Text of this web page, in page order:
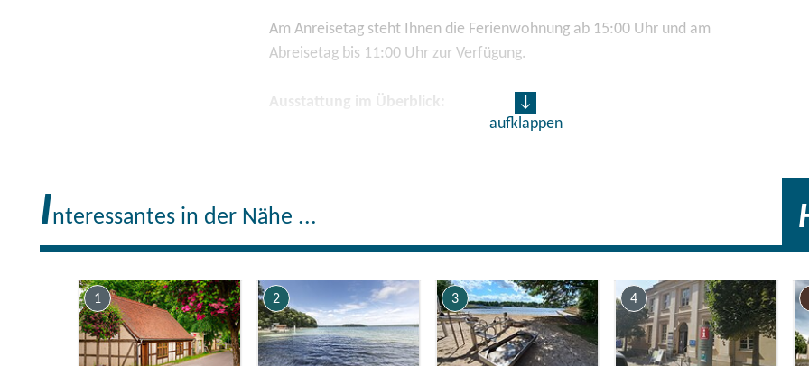
Am Anreisetag steht Ihnen die Ferienwohnung ab 15:00 Uhr und am
Abreisetag bis 11:00 Uhr zur Verfügung.
Ausstattung im Überblick:
Küche: Kühlschrank, Cerankochfeld, Backofen, Kaffeemaschine, Wasserkocher,
Toaster
Badezimmer und Sonstiges: Handtücher, Waschtisch, Dusche, WC, Carport,
Endreinigung
aufklappen
Interessantes in der Nähe ...
1 2 3 4